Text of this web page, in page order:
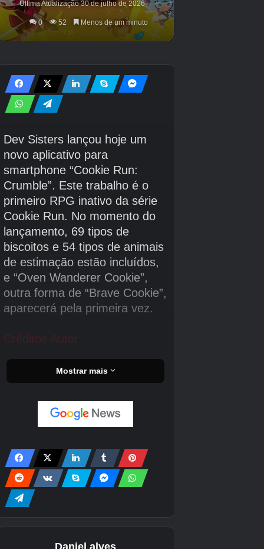
Além disso, comemoramos o 15º aniversário.
「EDIÇÃO DE COLECIONADOR DO 15º
ou「TRABALHOS DE PROJETO DE
TERRARIA」Foi anunciado que será lançado.
Por favor, verifique a página de anúncio para
mais detalhes.